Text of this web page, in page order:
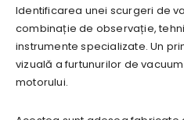
Identificarea unei scurgeri de
combinație de observație,
instrumente specializate. Un
vizuală a furtunurilor de
motorului.